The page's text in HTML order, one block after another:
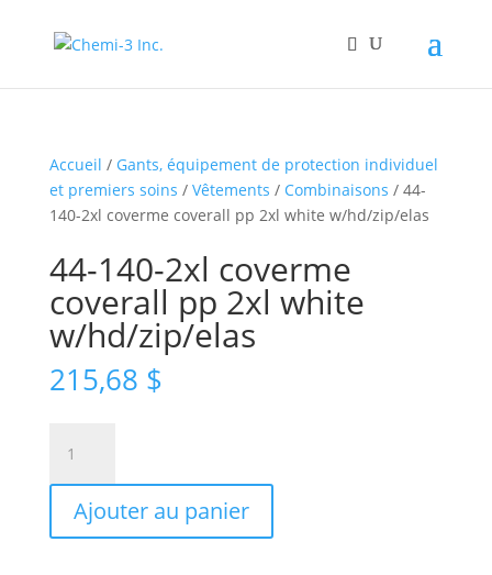
Accueil / Gants, équipement de protection individuel
et premiers soins / Vêtements / Combinaisons / 44-
140-2xl coverme coverall pp 2xl white w/hd/zip/elas
44-140-2xl coverme
coverall pp 2xl white
w/hd/zip/elas
215,68 $
44-
140-
2xl
Ajouter au panier